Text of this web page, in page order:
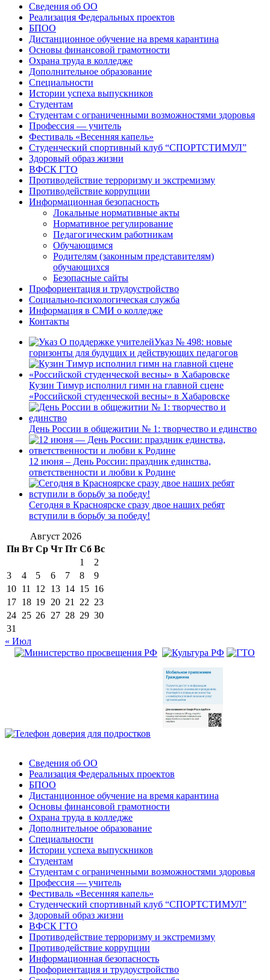
Сведения об ОО
Реализация Федеральных проектов
БПОО
Дистанционное обучение на время карантина
Основы финансовой грамотности
Охрана труда в колледже
Дополнительное образование
Специальности
Истории успеха выпускников
Студентам
Студентам с ограниченными возможностями здоровья
Профессия — учитель
Фестиваль «Весенняя капель»
Студенческий спортивный клуб “СПОРТСТИМУЛ”
Здоровый образ жизни
ВФСК ГТО
Противодействие терроризму и экстремизму
Противодействие коррупции
Информационная безопасность
Локальные нормативные акты
Нормативное регулирование
Педагогическим работникам
Обучающимся
Родителям (законным представителям)
обучающихся
Безопасные сайты
Профориентация и трудоустройство
Социально-психологическая служба
Информация в СМИ о колледже
Контакты
Указ № 498: новые
горизонты для будущих и действующих педагогов
Кузин Тимур исполнил гимн на главной сцене
«Российской студенческой весны» в Хабаровске
День России в общежитии № 1: творчество и единство
12 июня – День России: праздник единства,
ответственности и любви к Родине
Сегодня в Красноярске сразу двое наших ребят
вступили в борьбу за победу!
Август 2026
Пн Вт Ср Чт Пт Сб Вс
1
2
3
4 5 6 7 8
9
10 11 12 13 14 15 16
17 18 19 20 21 22 23
24 25 26 27 28 29 30
31
« Июл
Сведения об ОО
Реализация Федеральных проектов
БПОО
Дистанционное обучение на время карантина
Основы финансовой грамотности
Охрана труда в колледже
Дополнительное образование
Специальности
Истории успеха выпускников
Студентам
Студентам с ограниченными возможностями здоровья
Профессия — учитель
Фестиваль «Весенняя капель»
Студенческий спортивный клуб “СПОРТСТИМУЛ”
Здоровый образ жизни
ВФСК ГТО
Противодействие терроризму и экстремизму
Противодействие коррупции
Информационная безопасность
Профориентация и трудоустройство